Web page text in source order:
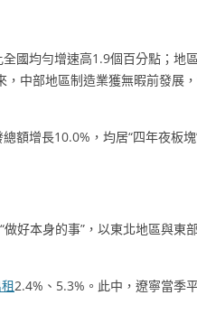
國均勻增速高1.9個百分點；地
中部地區制造業獲無暇前發展
額增長10.0%，均居“四年夜板
好本身的事”，以東北地區與
2.4%、5.3%。此中，遼寧當季